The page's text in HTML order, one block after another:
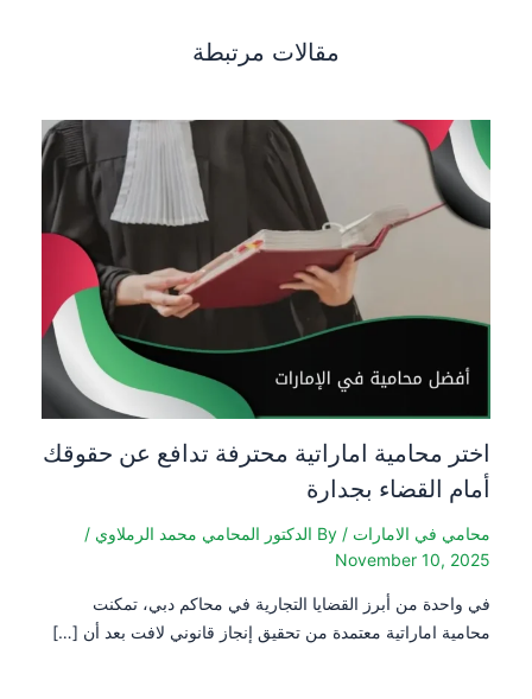
مقالات مرتبطة
اختر محامية اماراتية محترفة تدافع عن حقوقك
أمام القضاء بجدارة
محامي في الامارات / By الدكتور المحامي محمد الرملاوي /
November 10, 2025
في واحدة من أبرز القضايا التجارية في محاكم دبي، تمكنت
محامية اماراتية معتمدة من تحقيق إنجاز قانوني لافت بعد أن […]